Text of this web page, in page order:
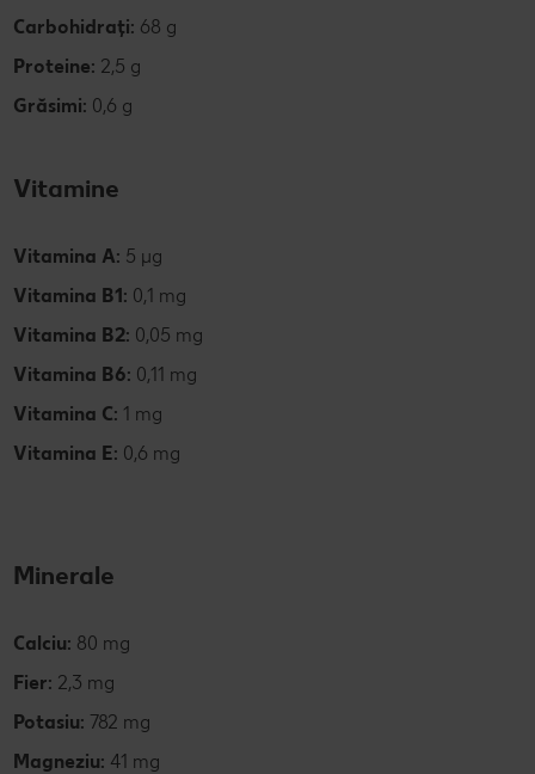
Carbohidrați: 68 g
Proteine: 2,5 g
Grăsimi: 0,6 g
Vitamine
Vitamina A: 5 µg
Vitamina B1: 0,1 mg
Vitamina B2: 0,05 mg
Vitamina B6: 0,11 mg
Vitamina C: 1 mg
Vitamina E: 0,6 mg
Minerale
Calciu: 80 mg
Fier: 2,3 mg
Potasiu: 782 mg
Magneziu: 41 mg